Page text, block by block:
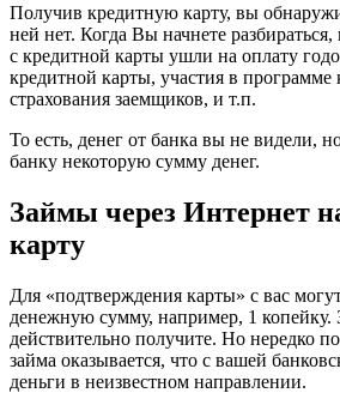
Получив кредитную карту, вы
ней нет. Когда Вы начнете
с кредитной карты ушли на оплату
кредитной карты, участия в программе
страхования заемщиков, и т.п.
То есть, денег от банка вы не видели,
банку некоторую сумму денег.
Займы через Интернет
карту
Для «подтверждения карты» с вас
денежную сумму, например, 1 копейку.
действительно получите. Но нередко
займа оказывается, что с вашей
деньги в неизвестном направлении.